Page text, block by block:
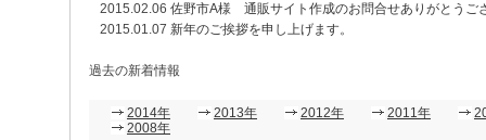
2015.02.06 佐野市A様 通販サイト作成のお問合せありがとうご
2015.01.07 新年のご挨拶を申し上げます。
過去の新着情報
2014年 2013年 2012年 2011年
2008年